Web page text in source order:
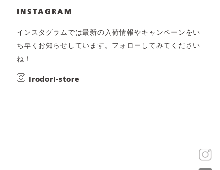
INSTAGRAM
インスタグラムでは最新の入荷情報やキャンペーンをい
ち早くお知らせしています。フォローしてみてください
ね！
irodori-store